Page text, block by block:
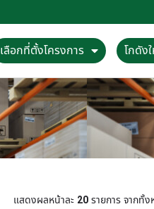
เลือกที่ตั้งโครงการ โกดัง
แสดงผลหน้าละ 20รายการ จากทั้